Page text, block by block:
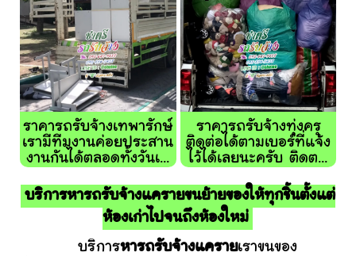
ราคารถรับจ้างเทพารักษ์
เรามีทีมงานค่อยประสาน
งานกันได้ตลอดทั้งวันเ...
ราคารถรับจ้างทุ่งครุ
ติดต่อได้ตามเบอร์ที่แจ้ง
ไว้ได้เลยนะครับ ติดต...
บริการหารถรับจ้างแครายขนย้ายของให้ทุกชิ้นตั้งแต่
ห้องเก่าไปจนถึงห้องใหม่
บริการหารถรับจ้างแครายเราขนของ